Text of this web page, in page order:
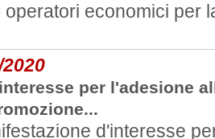
operatori economici per
per l'adesione
d'interesse